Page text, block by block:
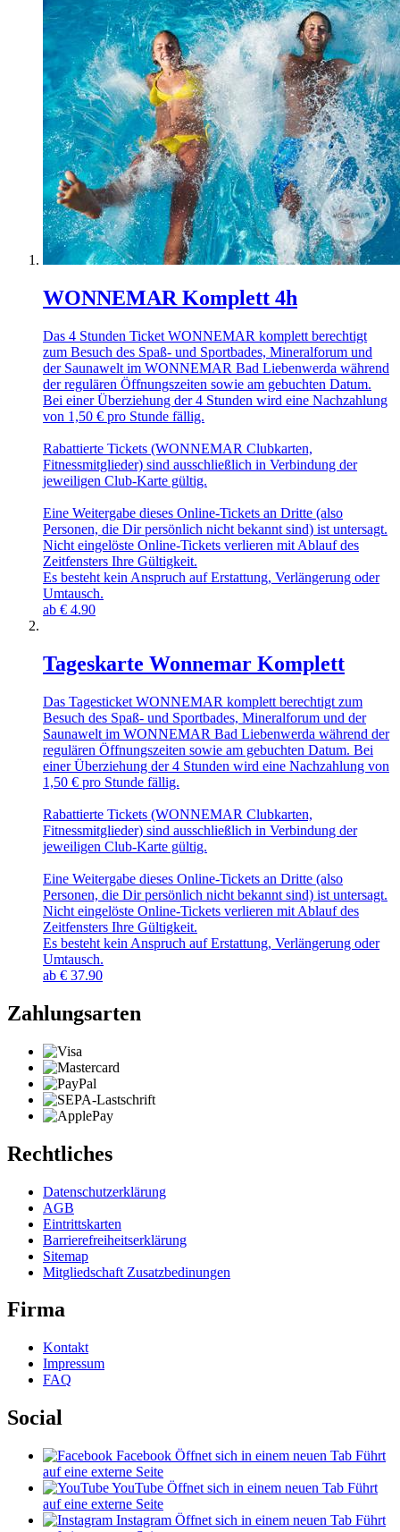
WONNEMAR Komplett 4h
Das 4 Stunden Ticket WONNEMAR komplett berechtigt
zum Besuch des Spaß- und Sportbades, Mineralforum und
der Saunawelt im WONNEMAR Bad Liebenwerda während
der regulären Öffnungszeiten sowie am gebuchten Datum.
Bei einer Überziehung der 4 Stunden wird eine Nachzahlung
von 1,50 € pro Stunde fällig.
Rabattierte Tickets (WONNEMAR Clubkarten,
Fitnessmitglieder) sind ausschließlich in Verbindung der
jeweiligen Club-Karte gültig.
Eine Weitergabe dieses Online-Tickets an Dritte (also
Personen, die Dir persönlich nicht bekannt sind) ist untersagt.
Nicht eingelöste Online-Tickets verlieren mit Ablauf des
Zeitfensters Ihre Gültigkeit.
Es besteht kein Anspruch auf Erstattung, Verlängerung oder
Umtausch.
ab € 4.90
Tageskarte Wonnemar Komplett
Das Tagesticket WONNEMAR komplett berechtigt zum
Besuch des Spaß- und Sportbades, Mineralforum und der
Saunawelt im WONNEMAR Bad Liebenwerda während der
regulären Öffnungszeiten sowie am gebuchten Datum. Bei
einer Überziehung der 4 Stunden wird eine Nachzahlung von
1,50 € pro Stunde fällig.
Rabattierte Tickets (WONNEMAR Clubkarten,
Fitnessmitglieder) sind ausschließlich in Verbindung der
jeweiligen Club-Karte gültig.
Eine Weitergabe dieses Online-Tickets an Dritte (also
Personen, die Dir persönlich nicht bekannt sind) ist untersagt.
Nicht eingelöste Online-Tickets verlieren mit Ablauf des
Zeitfensters Ihre Gültigkeit.
Es besteht kein Anspruch auf Erstattung, Verlängerung oder
Umtausch.
ab € 37.90
Zahlungsarten
Rechtliches
Datenschutzerklärung
AGB
Eintrittskarten
Barrierefreiheitserklärung
Sitemap
Mitgliedschaft Zusatzbedinungen
Firma
Kontakt
Impressum
FAQ
Social
Facebook Öffnet sich in einem neuen Tab Führt
auf eine externe Seite
YouTube Öffnet sich in einem neuen Tab Führt
auf eine externe Seite
Instagram Öffnet sich in einem neuen Tab Führt